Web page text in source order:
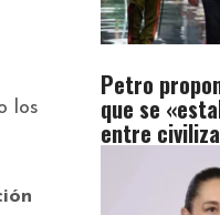
los
Petro
que se
entre